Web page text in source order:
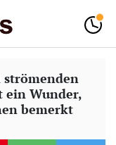
strömenden
ein Wunder,
bemerkt